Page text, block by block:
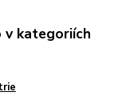
v kategoriích